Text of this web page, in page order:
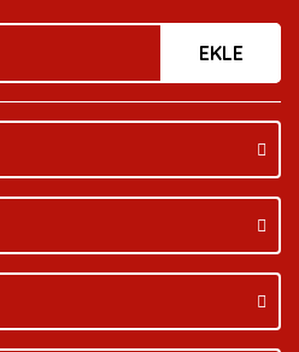
olmalı.
EKLE